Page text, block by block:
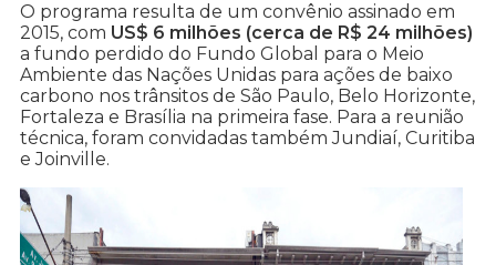
O programa resulta de um convênio assinado em
2015, com US$ 6 milhões (cerca de R$ 24 milhões)
a fundo perdido do Fundo Global para o Meio
Ambiente das Nações Unidas para ações de baixo
carbono nos trânsitos de São Paulo, Belo Horizonte,
Fortaleza e Brasília na primeira fase. Para a reunião
técnica, foram convidadas também Jundiaí, Curitiba
e Joinville.